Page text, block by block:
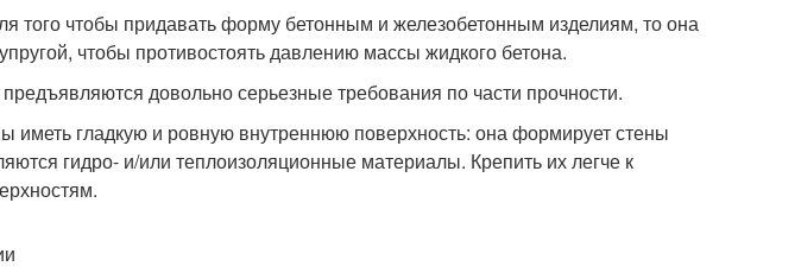
того чтобы придавать форму бетонным и железобетонным изделиям, то она
чтобы противостоять давлению массы жидкого бетона.
довольно серьезные требования по части прочности.
иметь гладкую и ровную внутреннюю поверхность: она формирует стены
гидро- и/или теплоизоляционные материалы. Крепить их легче к